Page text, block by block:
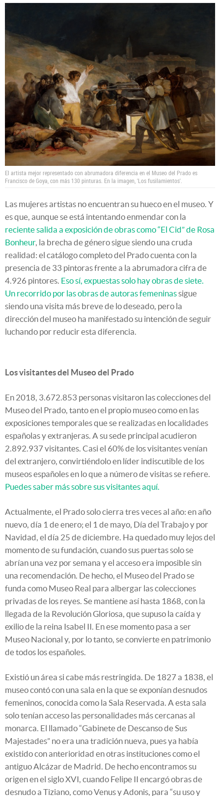
El artista mejor representado con abrumadora diferencia en el Museo del Prado es
Francisco de Goya, con más 130 pinturas. En la imagen, 'Los fusilamientos'.
Las mujeres artistas no encuentran su hueco en el museo. Y
es que, aunque se está intentando enmendar con la
reciente salida a exposición de obras como “El Cid” de Rosa
Bonheur, la brecha de género sigue siendo una cruda
realidad: el catálogo completo del Prado cuenta con la
presencia de 33 pintoras frente a la abrumadora cifra de
4.926 pintores. Eso sí, expuestas solo hay obras de siete.
Un recorrido por las obras de autoras femeninassigue
siendo una visita más breve de lo deseado, pero la
dirección del museo ha manifestado su intención de seguir
luchando por reducir esta diferencia.
Los visitantes del Museo del Prado
En 2018, 3.672.853 personas visitaron las colecciones del
Museo del Prado, tanto en el propio museo como en las
exposiciones temporales que se realizadas en localidades
españolas y extranjeras. A su sede principal acudieron
2.892.937 visitantes. Casi el 60% de los visitantes venían
del extranjero, convirtiéndolo en líder indiscutible de los
museos españoles en lo que a número de visitas se refiere.
Puedes saber más sobre sus visitantes aquí.
Actualmente, el Prado solo cierra tres veces al año: en año
nuevo, día 1 de enero; el 1 de mayo, Día del Trabajo y por
Navidad, el día 25 de diciembre. Ha quedado muy lejos del
momento de su fundación, cuando sus puertas solo se
abrían una vez por semana y el acceso era imposible sin
una recomendación. De hecho, el Museo del Prado se
funda como Museo Real para albergar las colecciones
privadas de los reyes. Se mantiene así hasta 1868, con la
llegada de la Revolución Gloriosa, que supuso la caída y
exilio de la reina Isabel II. En ese momento pasa a ser
Museo Nacional y, por lo tanto, se convierte en patrimonio
de todos los españoles.
Existió un área si cabe más restringida. De 1827 a 1838, el
museo contó con una sala en la que se exponían desnudos
femeninos, conocida como la Sala Reservada. A esta sala
solo tenían acceso las personalidades más cercanas al
monarca. El llamado “Gabinete de Descanso de Sus
Majestades” no era una tradición nueva, pues ya había
existido con anterioridad en otras instituciones como el
antiguo Alcázar de Madrid. De hecho encontramos su
origen en el siglo XVI, cuando Felipe II encargó obras de
desnudo a Tiziano, como Venus y Adonis, para “su uso y